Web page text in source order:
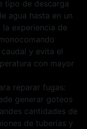
tipo de descarga
agua hasta en un
experiencia de
y evita el
con mayor
reparar fugas:
generar goteos
cantidades de
de tuberías y